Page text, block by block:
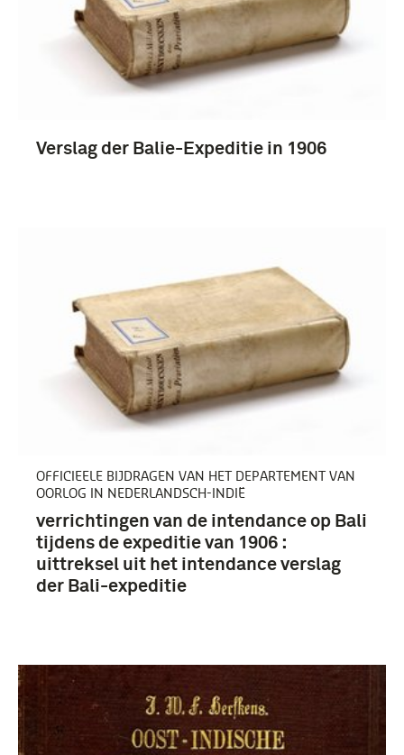
Verslag der Balie-Expeditie in 1906
OFFICIEELE BIJDRAGEN VAN HET DEPARTEMENT VAN
OORLOG IN NEDERLANDSCH-INDIË
verrichtingen van de intendance op Bali
tijdens de expeditie van 1906 :
uittreksel uit het intendance verslag
der Bali-expeditie